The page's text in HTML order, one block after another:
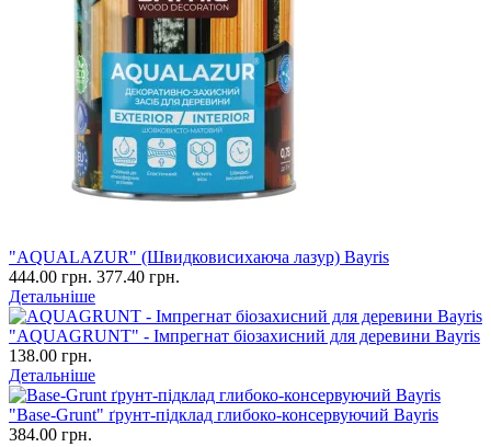
"AQUALAZUR" (Швидковисихаюча лазур) Bayris
444.00 грн. 377.40 грн.
Детальніше
"AQUAGRUNT" - Імпрегнат біозахисний для деревини Bayris
138.00 грн.
Детальніше
"Base-Grunt" ґрунт-підклад глибоко-консервуючий Bayris
384.00 грн.